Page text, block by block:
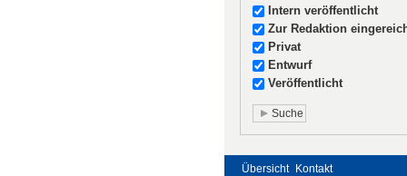
Intern veröffentlicht
Zur Redaktion
Privat
Entwurf
Veröffentlicht
Übersicht Kontakt